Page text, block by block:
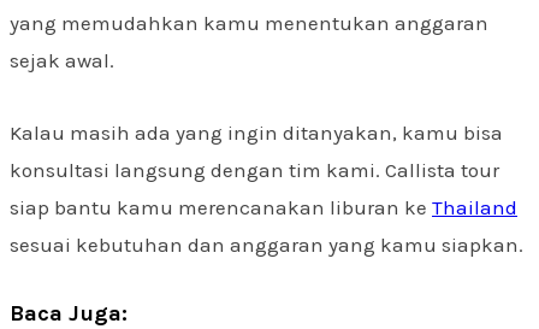
yang memudahkan kamu menentukan anggaran
sejak awal.
Kalau masih ada yang ingin ditanyakan, kamu bisa
konsultasi langsung dengan tim kami. Callista tour
siap bantu kamu merencanakan liburan ke Thailand
sesuai kebutuhan dan anggaran yang kamu siapkan.
Baca Juga: